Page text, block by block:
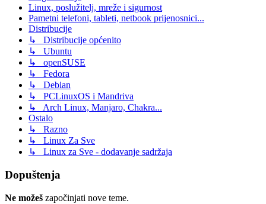
Linux, poslužitelj, mreže i sigurnost
Pametni telefoni, tableti, netbook prijenosnici...
Distribucije
↳ Distribucije općenito
↳ Ubuntu
↳ openSUSE
↳ Fedora
↳ Debian
↳ PCLinuxOS i Mandriva
↳ Arch Linux, Manjaro, Chakra...
Ostalo
↳ Razno
↳ Linux Za Sve
↳ Linux za Sve - dodavanje sadržaja
Dopuštenja
Ne možeš započinjati nove teme.